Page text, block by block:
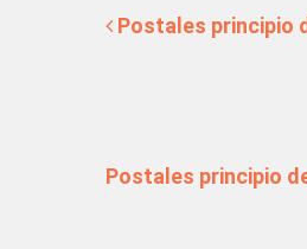
Postales principio
Postales principio